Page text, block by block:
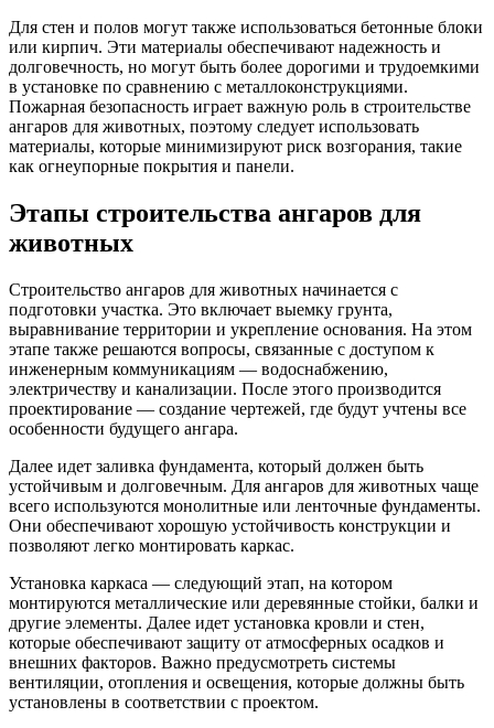
Для стен и полов могут также использоваться бетонные блоки
или кирпич. Эти материалы обеспечивают надежность и
долговечность, но могут быть более дорогими и трудоемкими
в установке по сравнению с металлоконструкциями.
Пожарная безопасность играет важную роль в строительстве
ангаров для животных, поэтому следует использовать
материалы, которые минимизируют риск возгорания, такие
как огнеупорные покрытия и панели.
Этапы строительства ангаров для
животных
Строительство ангаров для животных начинается с
подготовки участка. Это включает выемку грунта,
выравнивание территории и укрепление основания. На этом
этапе также решаются вопросы, связанные с доступом к
инженерным коммуникациям — водоснабжению,
электричеству и канализации. После этого производится
проектирование — создание чертежей, где будут учтены все
особенности будущего ангара.
Далее идет заливка фундамента, который должен быть
устойчивым и долговечным. Для ангаров для животных чаще
всего используются монолитные или ленточные фундаменты.
Они обеспечивают хорошую устойчивость конструкции и
позволяют легко монтировать каркас.
Установка каркаса — следующий этап, на котором
монтируются металлические или деревянные стойки, балки и
другие элементы. Далее идет установка кровли и стен,
которые обеспечивают защиту от атмосферных осадков и
внешних факторов. Важно предусмотреть системы
вентиляции, отопления и освещения, которые должны быть
установлены в соответствии с проектом.